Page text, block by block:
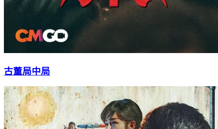
古董局中局